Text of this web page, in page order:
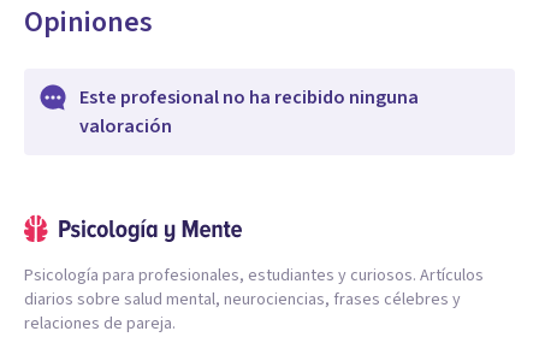
Opiniones
Este profesional no ha recibido ninguna
valoración
Psicología para profesionales, estudiantes y curiosos. Artículos
diarios sobre salud mental, neurociencias, frases célebres y
relaciones de pareja.